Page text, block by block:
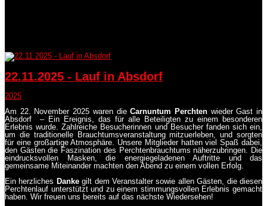
22.11.2025 - Lauf in Absdorf
2025
Am 22. November 2025 waren dieCarnuntum Perchtenwieder Gast in
Absdorf – Ein Ereignis, das für alle Beteiligten zu einem besonderen
Erlebnis wurde. Zahlreiche Besucherinnen und Besucher fanden sich ein,
um die traditionelle Brauchtumsveranstaltung mitzuerleben, und sorgten
für eine großartige Atmosphäre. Unsere Mitglieder hatten viel Spaß dabei,
den Gästen die Faszination des Perchtenbrauchtums näherzubringen. Die
eindrucksvollen Masken, die energiegeladenen Auftritte und das
gemeinsame Miteinander machten den Abend zu einem vollen Erfolg.
Ein herzliches Dankegilt dem Veranstalter sowie allen Gästen, die diesen
Perchtenlauf unterstützt und zu einem stimmungsvollen Erlebnis gemacht
haben. Wir freuen uns bereits auf das nächste Wiedersehen!